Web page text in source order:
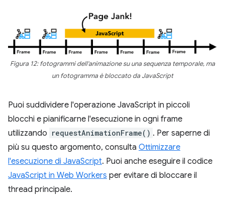
Figura 12: fotogrammi dell'animazione su una sequenza temporale, ma
un fotogramma è bloccato da JavaScript
Puoi suddividere l'operazione JavaScript in piccoli
blocchi e pianificarne l'esecuzione in ogni frame
utilizzando requestAnimationFrame() . Per saperne di
più su questo argomento, consulta Ottimizzare
l'esecuzione di JavaScript. Puoi anche eseguire il codice
JavaScript in Web Workers per evitare di bloccare il
thread principale.